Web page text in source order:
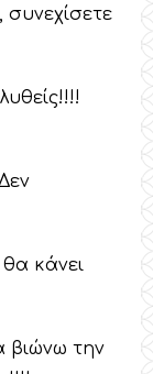
συνεχίσετε
κάνει
βιώνω την